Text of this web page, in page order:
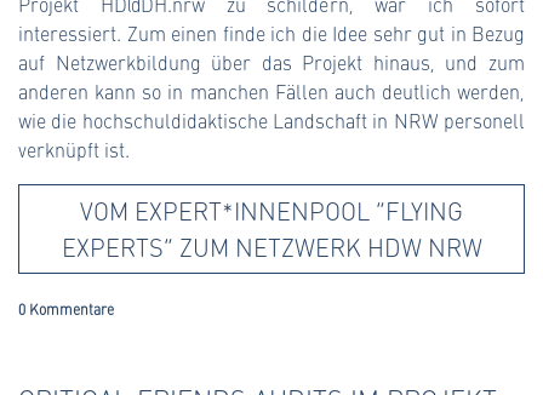
interessiert. Zum einen finde ich die Idee sehr gut in Bezug
auf Netzwerkbildung über das Projekt hinaus, und zum
anderen kann so in manchen Fällen auch deutlich werden,
wie die hochschuldidaktische Landschaft in NRW personell
verknüpft ist.
VOM EXPERT*INNENPOOL “FLYING
EXPERTS” ZUM NETZWERK HDW NRW
0 Kommentare